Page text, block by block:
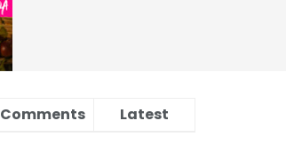
Comments Latest